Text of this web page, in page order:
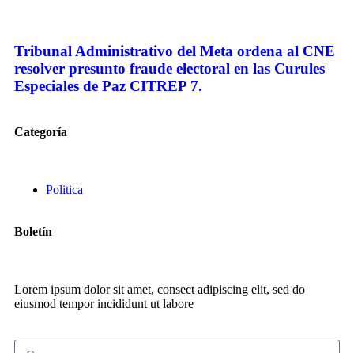
Tribunal Administrativo del Meta ordena al CNE
resolver presunto fraude electoral en las Curules
Especiales de Paz CITREP 7.
Categoría
Politica
Boletín
Lorem ipsum dolor sit amet, consect adipiscing elit, sed do
eiusmod tempor incididunt ut labore